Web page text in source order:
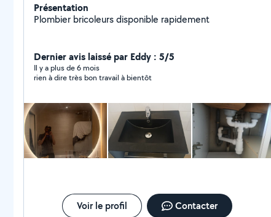
Présentation
Plombier bricoleurs disponible rapidement
Dernier avis laissé par Eddy : 5/5
Il y a plus de 6 mois
rien à dire très bon travail à bientôt
Voir le profil Contacter